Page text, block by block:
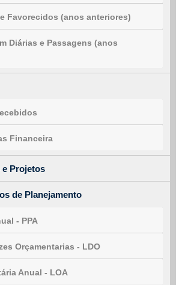
Favorecidos (anos anteriores)
Diárias e Passagens (anos
Financeira
e Projetos
de Planejamento
- PPA
Orçamentarias - LDO
Anual - LOA